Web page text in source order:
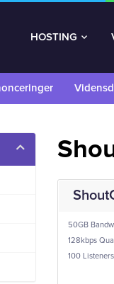
HOSTING
50GB
128kbps
100 Listeners